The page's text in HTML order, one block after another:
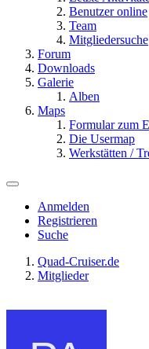
Benutzer online
Team
Mitgliedersuche
Forum
Downloads
Galerie
Alben
Maps
Formular zum
Die Usermap
Werkstätten /
Anmelden
Registrieren
Suche
Quad-Cruiser.de
Mitglieder